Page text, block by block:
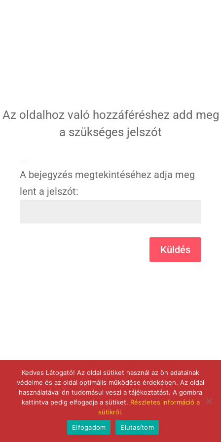
Az oldalhoz való hozzáféréshez add meg
a szükséges jelszót
A bejegyzés megtekintéséhez adja meg
lent a jelszót:
Küldés
Kedves Látogató! Az oldal sütiket használ az ön adatainak
védelme és az oldal optimális működése érdekében. Az oldal
használatával ön tudomásul veszi a tájékoztatást. A gombra
kattintva pedig elfogadja a sütiket. Részletes információ a
sütikről.
Elfogadom
Elutasítom